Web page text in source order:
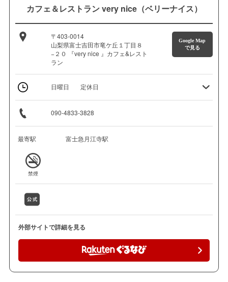
カフェ＆レストラン very nice（ベリーナイス）
〒403-0014
山梨県富士吉田市竜ケ丘１丁目８
−２０ 『very nice 』カフェ&レスト
ラン
Google Map
で見る
日曜日 定休日
090-4833-3828
最寄駅 富士急月江寺駅
禁煙
外部サイトで詳細を見る